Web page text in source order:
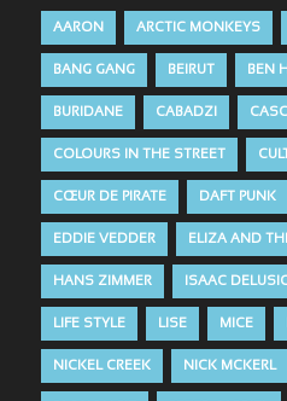
AARON ARCTIC MONKEYS
BANG GANG BEIRUT BEN
BURIDANE CABADZI
COLOURS IN THE STREET
CŒUR DE PIRATE DAFT PUNK
EDDIE VEDDER ELIZA AND
HANS ZIMMER ISAAC
LIFE STYLE LISE MICE
NICKEL CREEK NICK MCKERL